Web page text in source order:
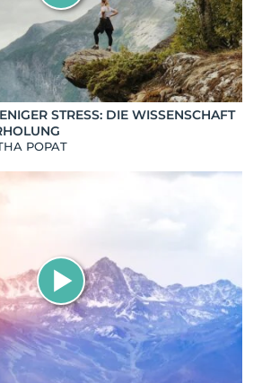
STRESS: DIE WISSENSCHAFT
POPAT